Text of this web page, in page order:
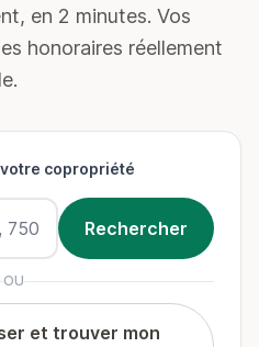
en 2 minutes. Vos
honoraires réellement
copropriété
OU
et trouver mon